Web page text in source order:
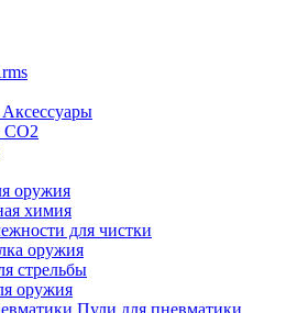
Аксессуары
СО2
оружия
химия
для чистки
оружия
стрельбы
оружия
Пули для пневматики